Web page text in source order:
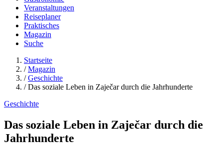
Veranstaltungen
Reiseplaner
Praktisches
Magazin
Suche
Startseite
/ Magazin
/ Geschichte
/ Das soziale Leben in Zaječar durch die Jahrhunderte
Geschichte
Das soziale Leben in Zaječar durch die
Jahrhunderte